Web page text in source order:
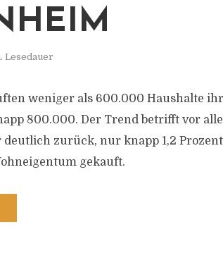
Lesedauer
weniger als 600.000 Haushalte
800.000. Der Trend betrifft vor
zurück, nur knapp 1,2
gekauft.